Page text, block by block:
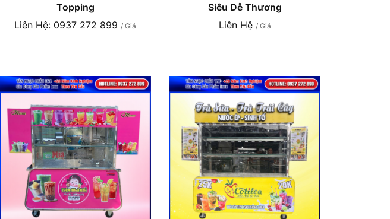
Topping
Liên Hệ: 0937 272 899 / Giá
Siêu Dễ Thương
Liên Hệ / Giá